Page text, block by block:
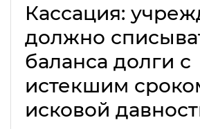
Кассация:
должно
баланса долги с
истекшим
исковой